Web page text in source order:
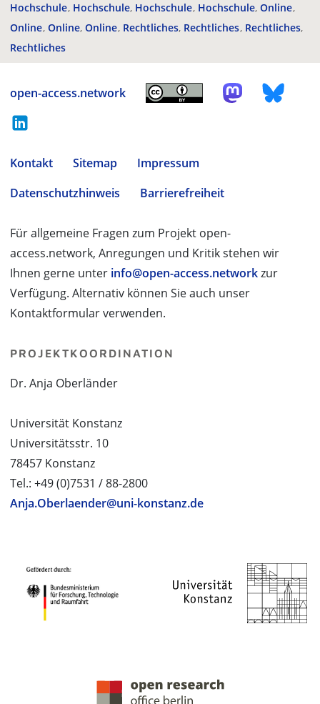
Hochschule Hochschule Hochschule Hochschule Online
Online Online Online Rechtliches Rechtliches Rechtliches
Rechtliches
open-access.network
Kontakt Sitemap
Impressum
Datenschutzhinweis
Barrierefreiheit
Für allgemeine Fragen zum Projekt open-
access.network, Anregungen und Kritik stehen wir
Ihnen gerne unter info@open-access.networkzur
Verfügung. Alternativ können Sie auch unser
Kontaktformular verwenden.
PROJEKTKOORDINATION
Dr. Anja Oberländer
Universität Konstanz
Universitätsstr. 10
78457 Konstanz
Tel.: +49 (0)7531 / 88-2800
Anja.Oberlaender@uni-konstanz.de